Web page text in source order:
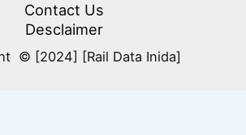
Contact Us
Desclaimer
© [2024] [Rail Data Inida]